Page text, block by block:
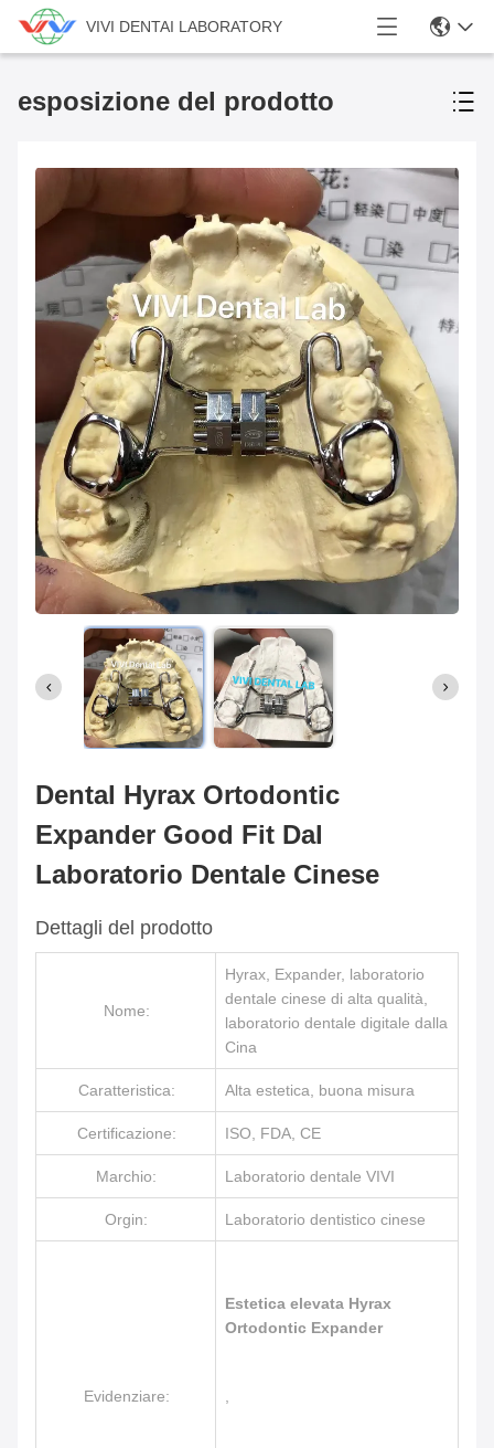
VIVI DENTAI LABORATORY
esposizione del prodotto
Dental Hyrax Ortodontic
Expander Good Fit Dal
Laboratorio Dentale Cinese
Dettagli del prodotto
Nome:
Hyrax, Expander, laboratorio
dentale cinese di alta qualità,
laboratorio dentale digitale dalla
Cina
Caratteristica: Alta estetica, buona misura
Certificazione: ISO, FDA, CE
Marchio: Laboratorio dentale VIVI
Orgin: Laboratorio dentistico cinese
Evidenziare:
Estetica elevata Hyrax
Ortodontic Expander